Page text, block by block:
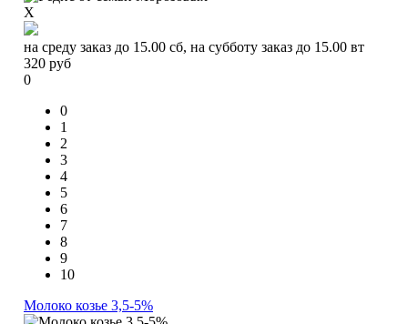
X
на среду заказ до 15.00 сб, на субботу заказ до 15.00 вт
320 руб
0
0
1
2
3
4
5
6
7
8
9
10
Молоко козье 3,5-5%